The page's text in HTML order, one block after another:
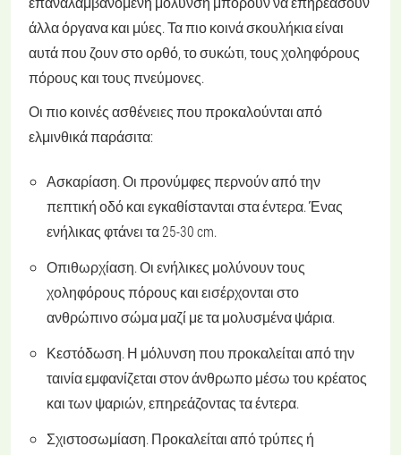
άλλα όργανα και μύες. Τα πιο κοινά σκουλήκια είναι
αυτά που ζουν στο ορθό, το συκώτι, τους χοληφόρους
πόρους και τους πνεύμονες.
Οι πιο κοινές ασθένειες που προκαλούνται από
ελμινθικά παράσιτα:
Ασκαρίαση. Οι προνύμφες περνούν από την
πεπτική οδό και εγκαθίστανται στα έντερα. Ένας
ενήλικας φτάνει τα 25-30 cm.
Οπιθωρχίαση. Οι ενήλικες μολύνουν τους
χοληφόρους πόρους και εισέρχονται στο
ανθρώπινο σώμα μαζί με τα μολυσμένα ψάρια.
Κεστόδωση. Η μόλυνση που προκαλείται από την
ταινία εμφανίζεται στον άνθρωπο μέσω του κρέατος
και των ψαριών, επηρεάζοντας τα έντερα.
Σχιστοσωμίαση. Προκαλείται από τρύπες ή